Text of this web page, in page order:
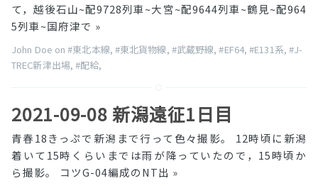
て，越後石山~配9728列車~大宮~配9644列車~鶴見~配964
5列車~国府津で »
John Doe on#東北本線, #東北貨物線, #武蔵野線,#EF64,#E131系, #J-
TREC新津出場,#配給,
2021-09-08 新潟遠征1日目
青春18きっぷで新潟まで行って色々撮影。 12時頃に新潟
着いて15時くらいまでは雨が降っていたので，15時頃か
ら撮影。 コツG-04編成のNT出 »